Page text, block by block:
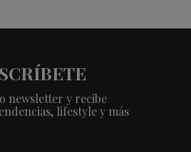
newsletter y recibe
lifestyle y más